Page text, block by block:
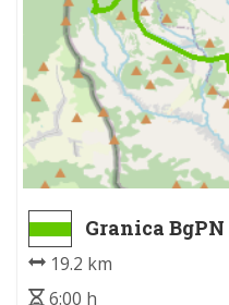
Granica
19.2 km
6:00 h